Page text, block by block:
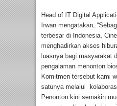
Head of IT Digital
Irwan mengatakan,
terbesar di Indonesia,
menghadirkan akses
luasnya bagi masyarakat
pengalaman menonton
Komitmen tersebut kami
satunya melalui
Penonton kini semakin